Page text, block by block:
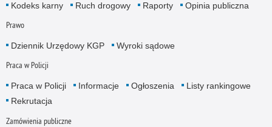
Kodeks karny
Ruch drogowy Raporty Opinia publiczna
Prawo
Dziennik Urzędowy KGP Wyroki sądowe
Praca w Policji
Praca w Policji Informacje Ogłoszenia
Listy rankingowe
Rekrutacja
Zamówienia publiczne